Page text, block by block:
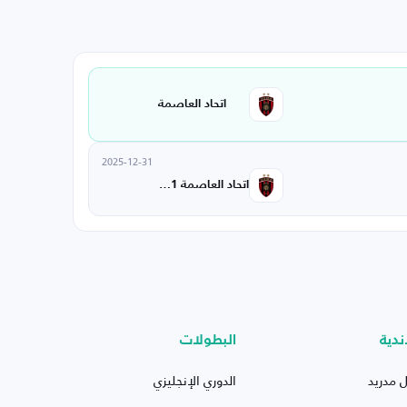
اتحاد العاصمة
2025-12-31
اتحاد العاصمة U21
مدريد
البطولات
الدوري الإنجليزي